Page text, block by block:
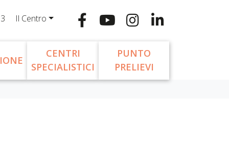
Il Centro
CENTRI
SPECIALISTICI
PUNTO
PRELIEVI